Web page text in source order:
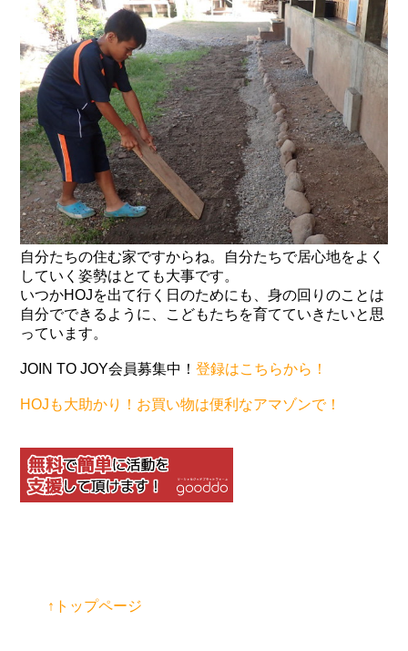
自分たちの住む家ですからね。自分たちで居心地をよく
していく姿勢はとても大事です。
いつかHOJを出て行く日のためにも、身の回りのことは
自分でできるように、こどもたちを育てていきたいと思
っています。
JOIN TO JOY会員募集中！登録はこちらから！
HOJも大助かり！お買い物は便利なアマゾンで！
↑トップページ